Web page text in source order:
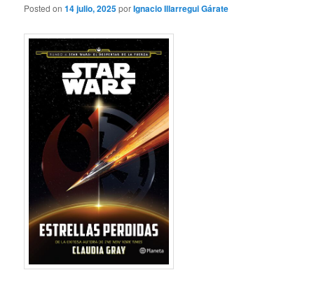
Posted on14 julio, 2025porIgnacio Illarregui Gárate